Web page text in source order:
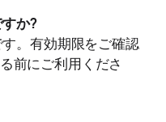
か?
。有効期限をご確認
前にご利用くださ